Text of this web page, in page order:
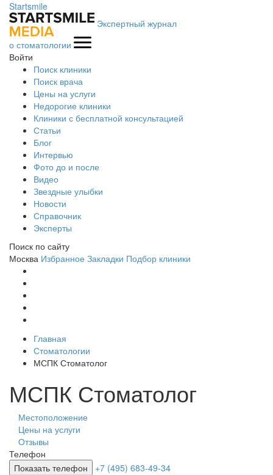
Startsmile
Экспертный журнал
о стоматологии
Войти
Поиск клиники
Поиск врача
Цены на услуги
Недорогие клиники
Клиники с бесплатной консультацией
Статьи
Блог
Интервью
Фото до и после
Видео
Звездные улыбки
Новости
Справочник
Эксперты
Поиск по сайту
Москва Избранное Закладки Подбор клиники
Главная
Стоматологии
МСПК Стоматолог
МСПК Стоматолог
Местоположение
Цены на услуги
Отзывы
Телефон
Показать телефон
+7 (495) 683-49-34